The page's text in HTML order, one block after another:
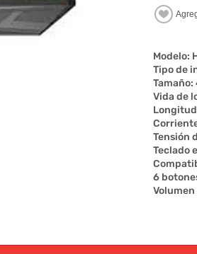
Modelo:
Tipo de
Vida de
Longitud
Tensión
Teclado
6
Volumen